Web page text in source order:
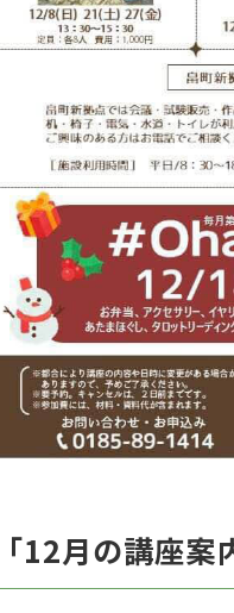
12月の講座案